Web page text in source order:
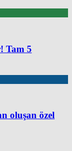
Tam 5
oluşan özel